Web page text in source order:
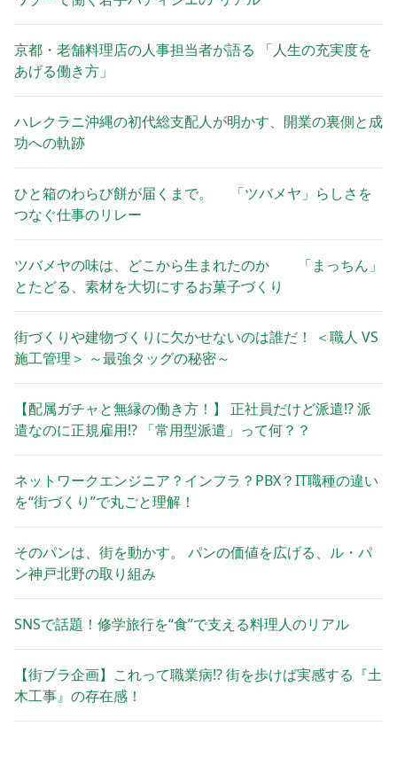
京都・老舗料理店の人事担当者が語る 「人生の充実度を
あげる働き方」
ハレクラニ沖縄の初代総支配人が明かす、開業の裏側と成
功への軌跡
ひと箱のわらび餅が届くまで。 「ツバメヤ」らしさを
つなぐ仕事のリレー
ツバメヤの味は、どこから生まれたのか 「まっちん」
とたどる、素材を大切にするお菓子づくり
街づくりや建物づくりに欠かせないのは誰だ！ ＜職人 VS
施工管理＞ ～最強タッグの秘密～
【配属ガチャと無縁の働き方！】 正社員だけど派遣!? 派
遣なのに正規雇用!? 「常用型派遣」って何？？
ネットワークエンジニア？インフラ？PBX？IT職種の違い
を“街づくり”で丸ごと理解！
そのパンは、街を動かす。 パンの価値を広げる、ル・パ
ン神戸北野の取り組み
SNSで話題！修学旅行を“食”で支える料理人のリアル
【街ブラ企画】これって職業病!? 街を歩けば実感する『土
木工事』の存在感！